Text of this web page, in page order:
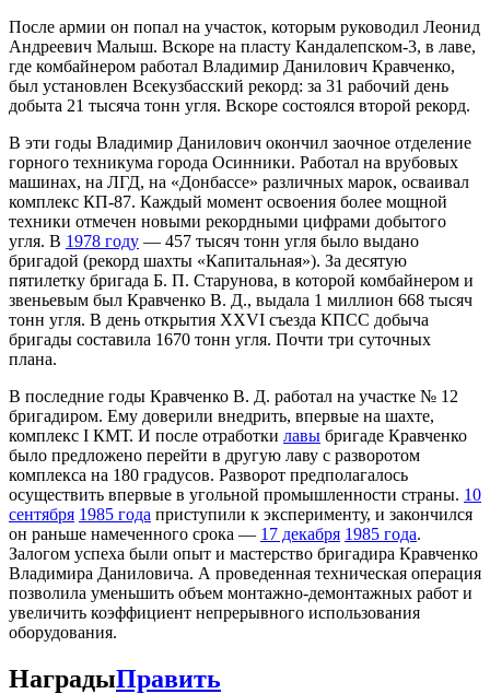
После армии он попал на участок, которым руководил Леонид
Андреевич Малыш. Вскоре на пласту Кандалепском-3, в лаве,
где комбайнером работал Владимир Данилович Кравченко,
был установлен Всекузбасский рекорд: за 31 рабочий день
добыта 21 тысяча тонн угля. Вскоре состоялся второй рекорд.
В эти годы Владимир Данилович окончил заочное отделение
горного техникума города Осинники. Работал на врубовых
машинах, на ЛГД, на «Донбассе» различных марок, осваивал
комплекс КП-87. Каждый момент освоения более мощной
техники отмечен новыми рекордными цифрами добытого
угля. В 1978 году — 457 тысяч тонн угля было выдано
бригадой (рекорд шахты «Капитальная»). За десятую
пятилетку бригада Б. П. Старунова, в которой комбайнером и
звеньевым был Кравченко В. Д., выдала 1 миллион 668 тысяч
тонн угля. В день открытия XXVI съезда КПСС добыча
бригады составила 1670 тонн угля. Почти три суточных
плана.
В последние годы Кравченко В. Д. работал на участке № 12
бригадиром. Ему доверили внедрить, впервые на шахте,
комплекс I КМТ. И после отработки лавы бригаде Кравченко
было предложено перейти в другую лаву с разворотом
комплекса на 180 градусов. Разворот предполагалось
осуществить впервые в угольной промышленности страны. 10
сентября 1985 года приступили к эксперименту, и закончился
он раньше намеченного срока — 17 декабря 1985 года.
Залогом успеха были опыт и мастерство бригадира Кравченко
Владимира Даниловича. А проведенная техническая операция
позволила уменьшить объем монтажно-демонтажных работ и
увеличить коэффициент непрерывного использования
оборудования.
НаградыПравить